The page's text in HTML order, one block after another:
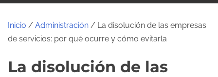
Inicio / Administración / La disolución de las empresas
de servicios: por qué ocurre y cómo evitarla
La disolución de las